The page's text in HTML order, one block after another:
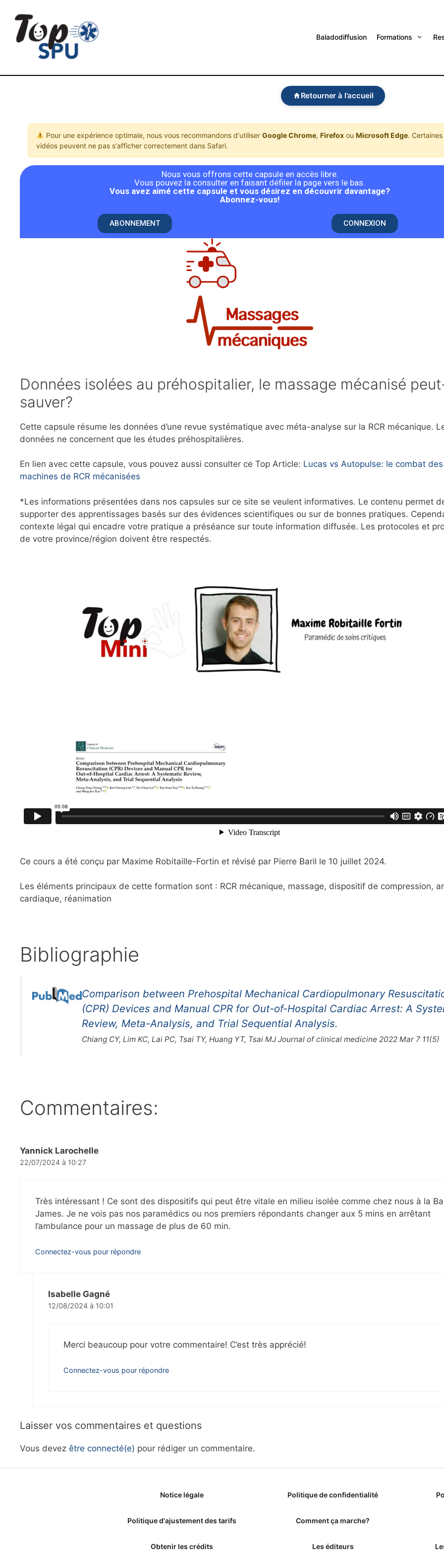
Baladodiffusion Formations
Retourner à l'accueil
Pour une expérience optimale, nous vous recommandons d'utiliser Google Chrome, Firefoxou Microsoft Edge. Certaines
vidéos peuvent ne pas s'afficher correctement dans Safari.
Nous vous offrons cette capsule en accès libre.
Vous pouvez la consulter en faisant défiler la page vers le bas.
Vous avez aimé cette capsule et vous désirez en découvrir davantage?
Abonnez-vous!
ABONNEMENT CONNEXION
Données isolées au préhospitalier, le massage mécanisé
sauver?
Cette capsule résume les données d’une revue systématique avec méta-analyse sur la RCR mécanique.
données ne concernent que les études préhospitalières.
En lien avec cette capsule, vous pouvez aussi consulter ce Top Article: Lucas vs Autopulse: le combat des
machines de RCR mécanisées
*Les informations présentées dans nos capsules sur ce site se veulent informatives. Le contenu permet
supporter des apprentissages basés sur des évidences scientifiques ou sur de bonnes pratiques.
contexte légal qui encadre votre pratique a préséance sur toute information diffusée. Les protocoles et
de votre province/région doivent être respectés.
Ce cours a été conçu par Maxime Robitaille-Fortin et révisé par Pierre Baril le 10 juillet 2024.
Les éléments principaux de cette formation sont : RCR mécanique, massage, dispositif de compression,
cardiaque, réanimation
Bibliographie
Comparison between Prehospital Mechanical Cardiopulmonary
(CPR) Devices and Manual CPR for Out-of-Hospital Cardiac Arrest: A
Review, Meta-Analysis, and Trial Sequential Analysis.
Chiang CY, Lim KC, Lai PC, Tsai TY, Huang YT, Tsai MJ Journal of clinical medicine 2022 Mar 7 11(5)
Commentaires:
Yannick Larochelle
22/07/2024 à 10:27
Très intéressant ! Ce sont des dispositifs qui peut être vitale en milieu isolée comme chez nous à la
James. Je ne vois pas nos paramédics ou nos premiers répondants changer aux 5 mins en arrêtant
l’ambulance pour un massage de plus de 60 min.
Connectez-vous pour répondre
Isabelle Gagné
12/08/2024 à 10:01
Merci beaucoup pour votre commentaire! C’est très apprécié!
Connectez-vous pour répondre
Laisser vos commentaires et questions
Vous devez être connecté(e) pour rédiger un commentaire.
Notice légale Politique de confidentialité
Politique d'ajustement des tarifs Comment ça marche?
Obtenir les crédits Les éditeurs